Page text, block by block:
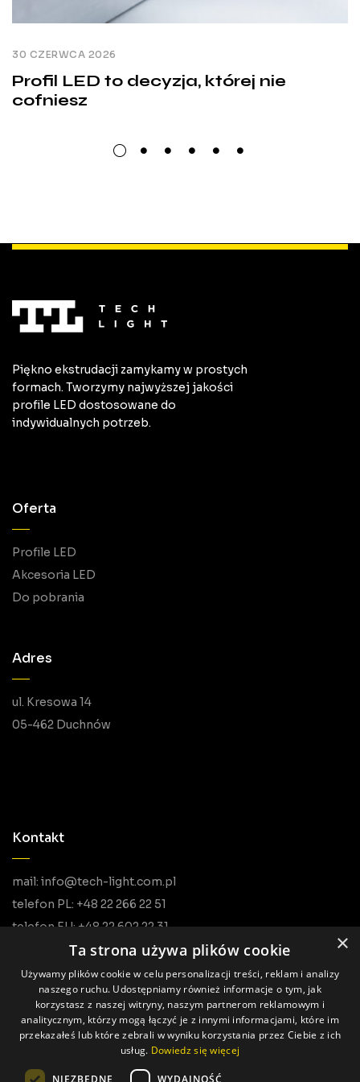
30 CZERWCA 2026
Profil LED to decyzja, której nie
cofniesz
Piękno ekstrudacji zamykamy w prostych
formach. Tworzymy najwyższej jakości
profile LED dostosowane do
indywidualnych potrzeb.
Oferta
Profile LED
Akcesoria LED
Do pobrania
Adres
ul. Kresowa 14
05-462 Duchnów
Kontakt
mail: info@tech-light.com.pl
telefon PL: +48 22 266 22 51
telefon EU: +48 22 602 22 31
Wszystkie prawa zastrzeżone © Tech Light
×
Ta strona używa plików cookie
Używamy plików cookie w celu personalizacji treści, reklam i analizy
naszego ruchu. Udostępniamy również informacje o tym, jak
korzystasz z naszej witryny, naszym partnerom reklamowym i
analitycznym, którzy mogą łączyć je z innymi informacjami, które im
przekazałeś lub które zebrali w wyniku korzystania przez Ciebie z ich
usług. Dowiedz się więcej
NIEZBĘDNE WYDAJNOŚĆ